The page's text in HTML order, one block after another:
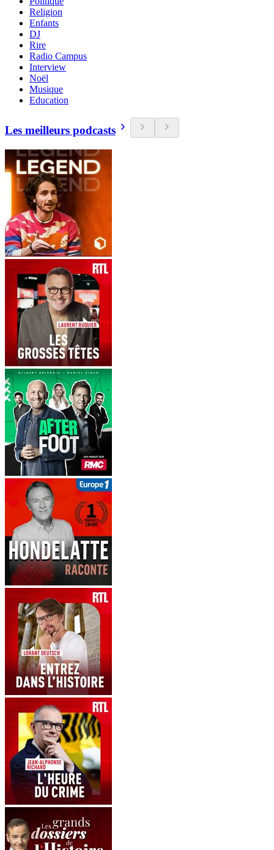
Religion
Enfants
DJ
Rire
Radio Campus
Interview
Noël
Musique
Education
Les meilleurs podcasts